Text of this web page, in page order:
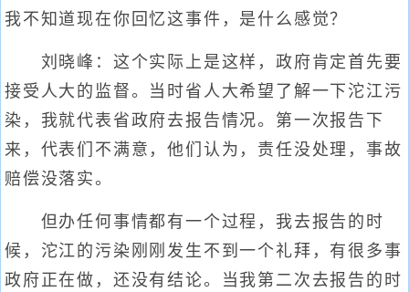
我不知道现在你回忆这事件，是什么感觉？
刘晓峰：这个实际上是这样，政府肯定首先要
接受人大的监督。当时省人大希望了解一下沱江污
染，我就代表省政府去报告情况。第一次报告下
来，代表们不满意，他们认为，责任没处理，事故
赔偿没落实。
但办任何事情都有一个过程，我去报告的时
候，沱江的污染刚刚发生不到一个礼拜，有很多事
政府正在做，还没有结论。当我第二次去报告的时